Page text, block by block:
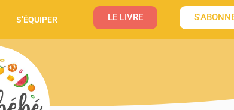
S’ÉQUIPER LE LIVRE